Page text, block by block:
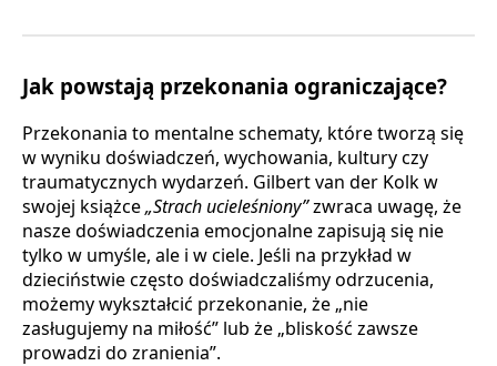
Jak powstają przekonania ograniczające?
Przekonania to mentalne schematy, które tworzą się
w wyniku doświadczeń, wychowania, kultury czy
traumatycznych wydarzeń. Gilbert van der Kolk w
swojej książce„Strach ucieleśniony”zwraca uwagę, że
nasze doświadczenia emocjonalne zapisują się nie
tylko w umyśle, ale i w ciele. Jeśli na przykład w
dzieciństwie często doświadczaliśmy odrzucenia,
możemy wykształcić przekonanie, że „nie
zasługujemy na miłość” lub że „bliskość zawsze
prowadzi do zranienia”.